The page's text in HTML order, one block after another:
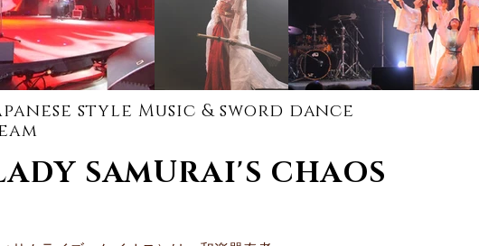
style Music & sword dance
SAMURAI'S CHAOS